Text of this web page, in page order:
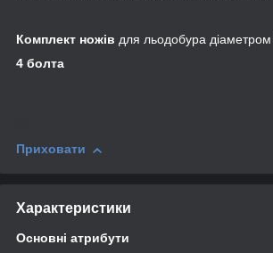
Комплект ножів для льодобура діаметром
4 болта
Приховати
Характеристики
Основні атрибути